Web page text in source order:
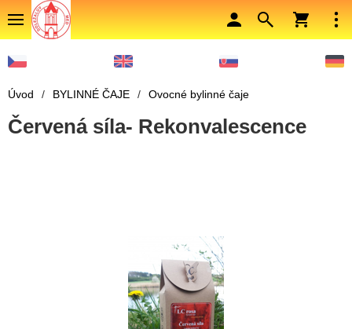
Úvod / BYLINNÉ ČAJE / Ovocné bylinné čaje
Červená síla- Rekonvalescence